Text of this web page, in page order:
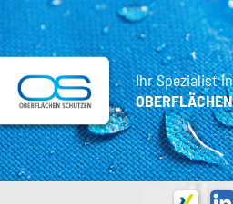
Ihr Spezialist